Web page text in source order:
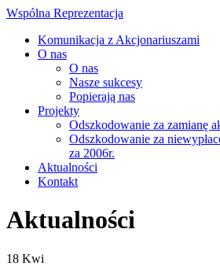
Wspólna Reprezentacja
Komunikacja z Akcjonariuszami
O nas
O nas
Nasze sukcesy
Popierają nas
Projekty
Odszkodowanie za zamianę
Odszkodowanie za
za 2006r.
Aktualności
Kontakt
Aktualności
18 Kwi